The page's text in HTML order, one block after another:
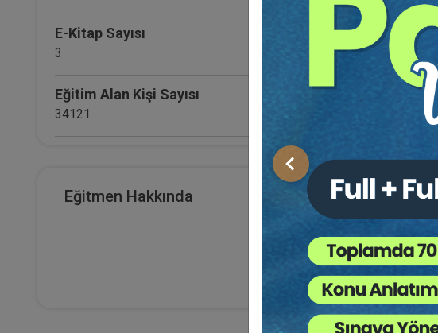
Önceki
E-Kitap Sayısı
3
Eğitim Alan Kişi Sayısı
34121
Tüketici Hukuku
Hukuku Kongresi -
Video Kaydı
360
TL
Eğitmen Hakkında